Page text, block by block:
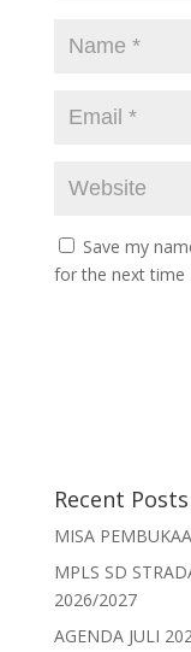
Save my
for the next time
Recent Posts
MISA
MPLS SD
2026/2027
AGENDA JULI